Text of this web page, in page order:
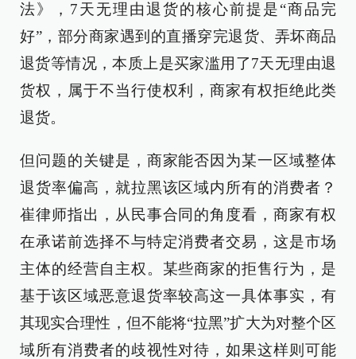
法》，7天无理由退货的核心前提是“商品完
好”，部分商家遇到的直播穿完退货、弄坏商品
退货等情况，本质上是买家滥用了7天无理由退
货权，属于不当行使权利，商家有权拒绝此类
退货。
但问题的关键是，商家能否因为某一区域整体
退货率偏高，就拉黑该区域内所有的消费者？
崔律师指出，从民事合同的角度看，商家有权
在承诺前选择不与特定消费者交易，这是市场
主体的经营自主权。某些商家的拒售行为，是
基于该区域恶意退货率较高这一具体事实，有
其现实合理性，但不能将“拉黑”扩大为对整个区
域所有消费者的歧视性对待，如果这样则可能